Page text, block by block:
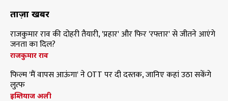
ताज़ा खबरें
राजकुमार राव की दोहरी तैयारी, 'प्रहार' और फिर 'रफ्तार' से जीतने आएंगे
जनता का दिल?
राजकुमार राव
फिल्म 'मैं वापस आऊंगा' ने OTT पर दी दस्तक, जानिए कहां उठा सकेंगे
लुत्फ
इम्तियाज अली